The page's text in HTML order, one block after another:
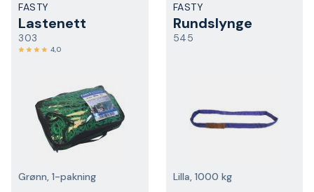
FASTY
Lastenett
303
4,0
Grønn, 1-pakning
FASTY
Rundslynge
545
Lilla, 1000 kg